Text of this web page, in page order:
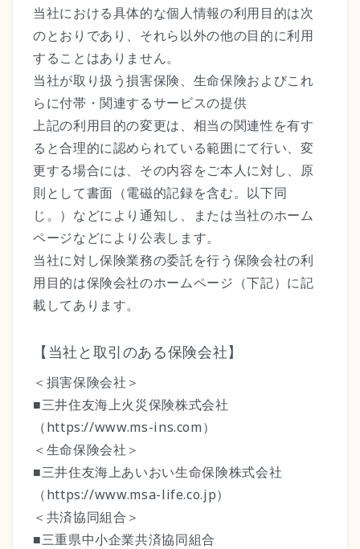
当社における具体的な個人情報の利用目的は次
のとおりであり、それら以外の他の目的に利用
することはありません。
当社が取り扱う損害保険、生命保険およびこれ
らに付帯・関連するサービスの提供
上記の利用目的の変更は、相当の関連性を有す
ると合理的に認められている範囲にて行い、変
更する場合には、その内容をご本人に対し、原
則として書面（電磁的記録を含む。以下同
じ。）などにより通知し、または当社のホーム
ページなどにより公表します。
当社に対し保険業務の委託を行う保険会社の利
用目的は保険会社のホームページ（下記）に記
載してあります。
【当社と取引のある保険会社】
＜損害保険会社＞
■三井住友海上火災保険株式会社
（https://www.ms-ins.com）
＜生命保険会社＞
■三井住友海上あいおい生命保険株式会社
（https://www.msa-life.co.jp）
＜共済協同組合＞
■三重県中小企業共済協同組合